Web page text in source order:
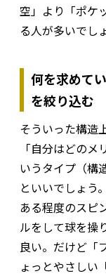
空」より「ポケ
る人が多いでし
何を求めて
を絞り込む
そういった構造
「自分はどの
いうタイプ（構
といいでしょう。
ある程度のスピ
ルをして球を操
良い。だけど「
ょっとやさしい